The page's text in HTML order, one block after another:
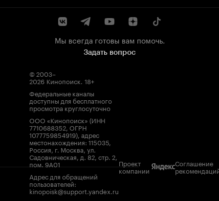
Мы всегда готовы вам помочь.
Задать вопрос
© 2003–
2026 Кинопоиск. 18+
Федеральные каналы
доступны для бесплатного
просмотра круглосуточно
ООО «Кинопоиск» (ИНН
7710688352, ОГРН
1077759854919), адрес
местонахождения: 115035,
Россия, г. Москва, ул.
Садовническая, д. 82, стр. 2,
пом. 9А01
Адрес для обращений
пользователей:
kinopoisk@support.yandex.ru
Проект
компании
Соглашение